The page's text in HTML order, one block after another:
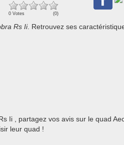
0 Votes (0)
Rs Ii. Retrouvez ses
Ii , partagez vos avis sur le quad
leur quad !